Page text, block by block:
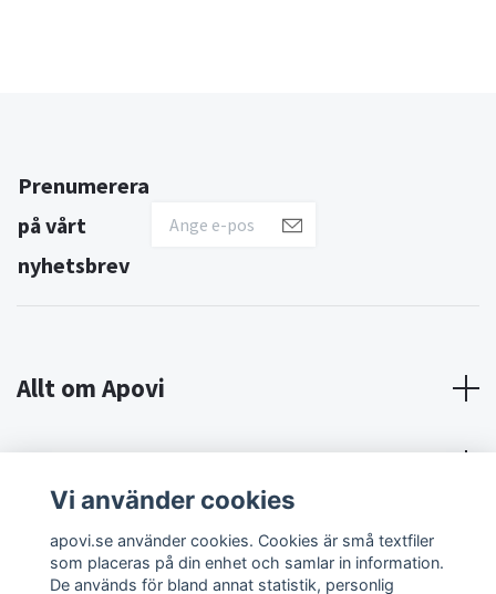
Prenumerera
på vårt
nyhetsbrev
Allt om Apovi
Om Apovi
Sociala medier
Vi använder cookies
apovi.se använder cookies. Cookies är små textfiler
som placeras på din enhet och samlar in information.
De används för bland annat statistik, personlig